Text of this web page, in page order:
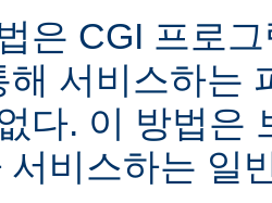
은 CGI 프로
해 서비스하는
다. 이 방법은
서비스하는 일